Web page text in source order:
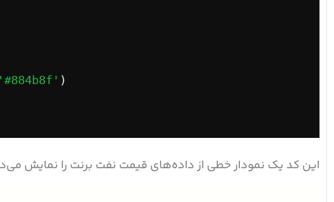
'#884b8f' )
این کد یک نمودار خطی از داده‌های قیمت نفت برنت را نمایش